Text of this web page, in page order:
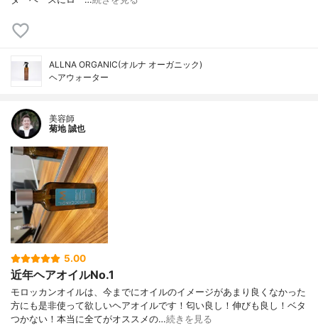
ALLNA ORGANIC(オルナ オーガニック)
ヘアウォーター
美容師
菊地 誠也
5.00
近年ヘアオイルNo.1
モロッカンオイルは、今までにオイルのイメージがあまり良くなかった
方にも是非使って欲しいヘアオイルです！匂い良し！伸びも良し！ベタ
つかない！本当に全てがオススメの…続きを見る